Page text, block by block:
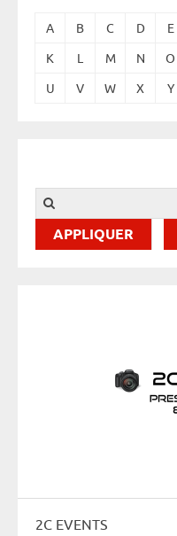
A B C D E
K L M N O
U V W X Y
2C EVENTS